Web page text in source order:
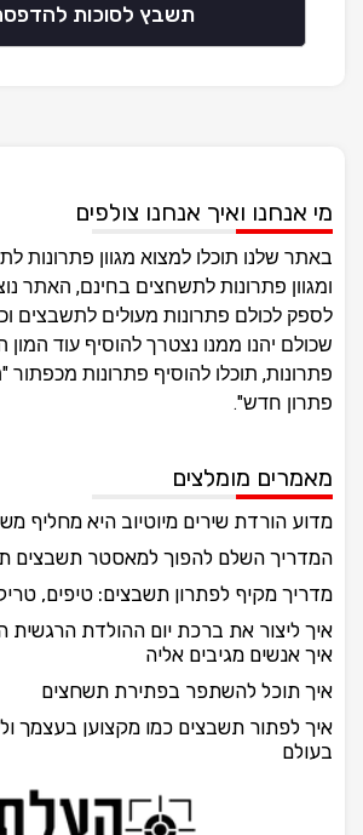
תשבץ לסוכות
מי אנחנו ואיך אנחנו צולפים
באתר שלנו תוכלו למצוא מגוון פתרונות
ומגוון פתרונות לתשחצים בחינם, האתר
לספק לכולם פתרונות מעולים לתשבצים
שכולם יהנו ממנו נצטרך להוסיף עוד המון
פתרונות, תוכלו להוסיף פתרונות מכפתור
פתרון חדש".
מאמרים מומלצים
מדוע הורדת שירים מיוטיוב היא מחליף
המדריך השלם להפוך למאסטר תשבצים
מדריך מקיף לפתרון תשבצים: טיפים,
איך ליצור את ברכת יום ההולדת הרגשית
איך אנשים מגיבים אליה
איך תוכל להשתפר בפתירת תשחצים
איך לפתור תשבצים כמו מקצוען בעצמך
בעולם